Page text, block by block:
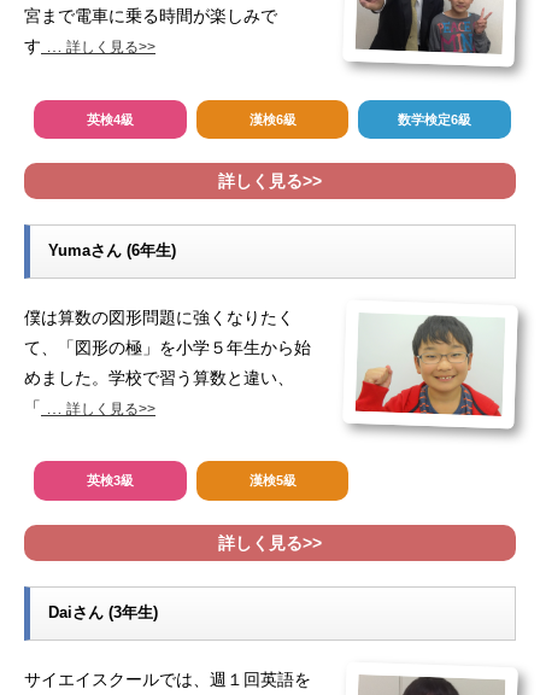
宮まで電車に乗る時間が楽しみで
す
詳しく見る>>
英検4級 漢検6級 数学検定6級
詳しく見る>>
Yumaさん (6年生)
僕は算数の図形問題に強くなりたく
て、「図形の極」を小学５年生から始
めました。学校で習う算数と違い、
「
詳しく見る>>
英検3級 漢検5級
詳しく見る>>
Daiさん (3年生)
サイエイスクールでは、週１回英語を